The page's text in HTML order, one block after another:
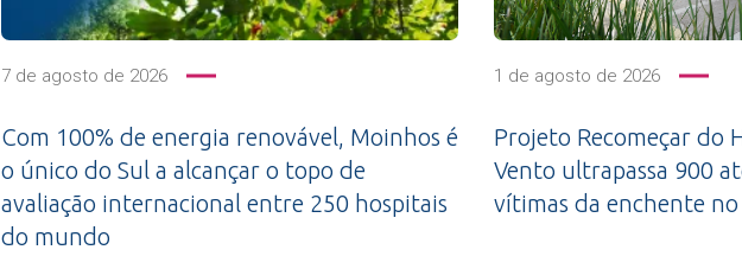
7 de agosto de 2026
Com 100% de energia renovável, Moinhos é
o único do Sul a alcançar o topo de
avaliação internacional entre 250 hospitais
do mundo
1 de agosto de 2026
Projeto Recomeçar do
Vento ultrapassa 900
vítimas da enchente no